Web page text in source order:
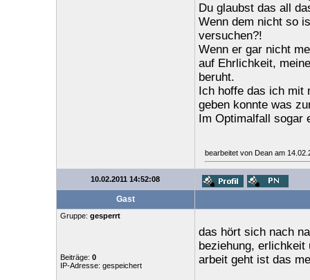
Du glaubst das all
Wenn dem nicht so
versuchen?!
Wenn er gar nicht
auf Ehrlichkeit,
beruht.
Ich hoffe das ich mit
geben konnte was
Im Optimalfall sogar
bearbeitet von Dean am
10.02.2011 14:52:08
Gast
Gruppe: gesperrt
Beiträge: 0
IP-Adresse: gespeichert
das hört sich nach
beziehung, erlichkeit
arbeit geht ist das